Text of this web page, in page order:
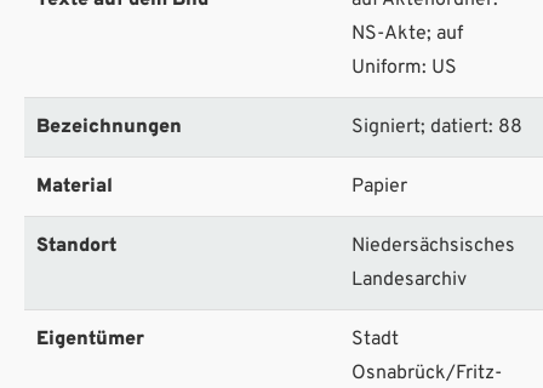
NS-Akte; auf
Uniform: US
Bezeichnungen Signiert; datiert: 88
Material Papier
Standort
Niedersächsisches
Landesarchiv
Eigentümer
Stadt
Osnabrück/Fritz-